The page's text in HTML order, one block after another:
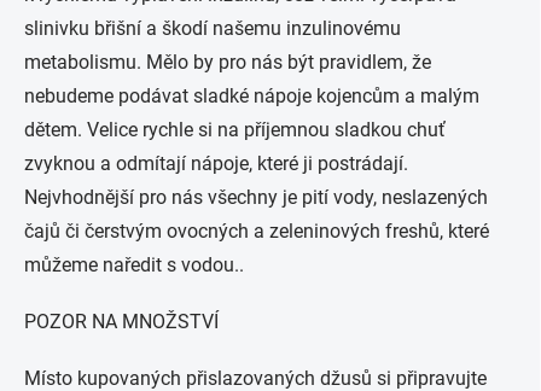
slinivku břišní a škodí našemu inzulinovému
metabolismu. Mělo by pro nás být pravidlem, že
nebudeme podávat sladké nápoje kojencům a malým
dětem. Velice rychle si na příjemnou sladkou chuť
zvyknou a odmítají nápoje, které ji postrádají.
Nejvhodnější pro nás všechny je pití vody, neslazených
čajů či čerstvým ovocných a zeleninových freshů, které
můžeme naředit s vodou..
POZOR NA MNOŽSTVÍ
Místo kupovaných přislazovaných džusů si připravujte